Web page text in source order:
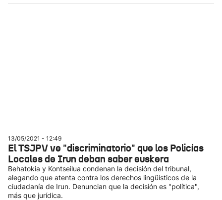
13/05/2021 - 12:49
El TSJPV ve "discriminatorio" que los Policías
Locales de Irun deban saber euskera
Behatokia y Kontseilua condenan la decisión del tribunal,
alegando que atenta contra los derechos lingüísticos de la
ciudadanía de Irun. Denuncian que la decisión es "política",
más que jurídica.